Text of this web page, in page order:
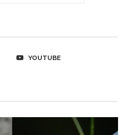
YOUTUBE